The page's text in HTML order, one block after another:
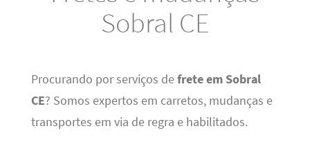
Sobral CE
Procurando por serviços defrete em Sobral
CE? Somos expertos em carretos, mudanças e
transportes em via de regra e habilitados.